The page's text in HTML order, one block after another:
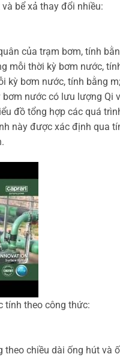
bể xả thay đổi nhiều:
của trạm bơm, tính
mỗi thời kỳ bơm nước,
kỳ bơm nước, tính bằng
nước có lưu lượng Qi
đồ tổng hợp các quá
này được xác định qua
tính theo công thức:
chiều dài ống hút và